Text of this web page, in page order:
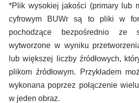
*Plik wysokiej jakości (primary lub
cyfrowym BUWr są to pliki w
pochodzące bezpośrednio ze
wytworzone w wyniku
lub większej liczby źródłowych,
plikom źródłowym. Przykładem
wykonana poprzez połączenie
w jeden obraz.